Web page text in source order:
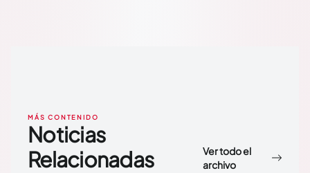
MÁS CONTENIDO
Noticias
Relacionadas
Ver todo el
archivo